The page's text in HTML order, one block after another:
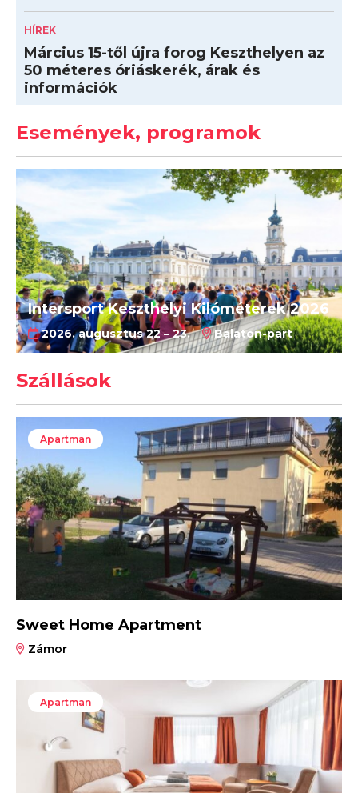
HÍREK
Március 15-től újra forog Keszthelyen az
50 méteres óriáskerék, árak és
információk
Események, programok
Intersport Keszthelyi Kilóméterek 2026
2026. augusztus 22 – 23. Balaton-part
Szállások
Apartman
Sweet Home Apartment
Zámor
Apartman